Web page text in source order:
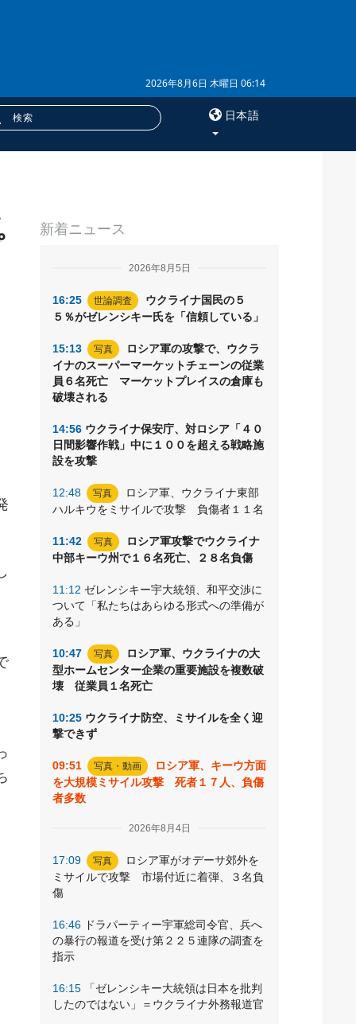
2026年8月6日 木曜日 06:14
日本語
購読
新着ニュース
2026年8月5日
16:25 世論調査
ウクライナ国民の５
５％がゼレンシキー氏を「信頼している」
15:13 写真
ロシア軍の攻撃で、ウクラ
イナのスーパーマーケットチェーンの従業
員６名死亡 マーケットプレイスの倉庫も
破壊される
14:56 ウクライナ保安庁、対ロシア「４０
日間影響作戦」中に１００を超える戦略施
設を攻撃
12:48 写真
ロシア軍、ウクライナ東部
ハルキウをミサイルで攻撃 負傷者１１名
11:42 写真
ロシア軍攻撃でウクライナ
中部キーウ州で１６名死亡、２８名負傷
11:12 ゼレンシキー宇大統領、和平交渉に
ついて「私たちはあらゆる形式への準備が
ある」
10:47 写真
ロシア軍、ウクライナの大
型ホームセンター企業の重要施設を複数破
壊 従業員１名死亡
10:25 ウクライナ防空、ミサイルを全く迎
撃できず
09:51 写真・動画
ロシア軍、キーウ方面
を大規模ミサイル攻撃 死者１７人、負傷
者多数
2026年8月4日
17:09 写真
ロシア軍がオデーサ郊外を
ミサイルで攻撃 市場付近に着弾、３名負
傷
16:46 ドラパーティー宇軍総司令官、兵へ
の暴行の報道を受け第２２５連隊の調査を
指示
16:15 「ゼレンシキー大統領は日本を批判
したのではない」＝ウクライナ外務報道官